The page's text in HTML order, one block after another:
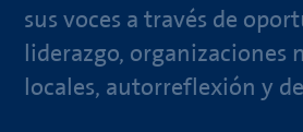
sus voces a través de
liderazgo, organizaciones
locales, autorreflexión y